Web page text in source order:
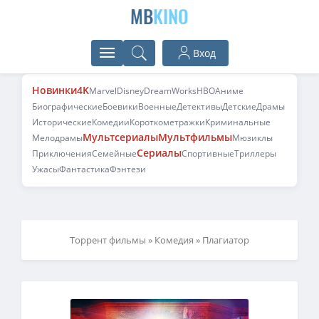
MBKINO
Вход
Новинки4KMarvelDisneyDreamWorksHBOАниме
БиографическиеБоевикиВоенныеДетективыДетскиеДрамы
ИсторическиеКомедииКороткометражкиКриминальные
МелодрамыМультсериалыМультфильмыМюзиклы
ПриключенияСемейныеСериалыСпортивныеТриллеры
УжасыФантастикаФэнтези
Торрент фильмы » Комедия » Плагиатор